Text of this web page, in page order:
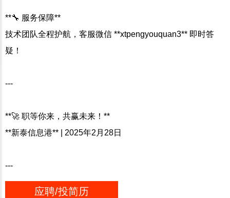
**🔧 服务保障**
技术团队全程护航，客服微信 **xtpengyouquan3** 即时答
疑！
---
**🚀 职等你来，共赢未来！**
**新泰信息港** | 2025年2月28日
---
应聘/投简历